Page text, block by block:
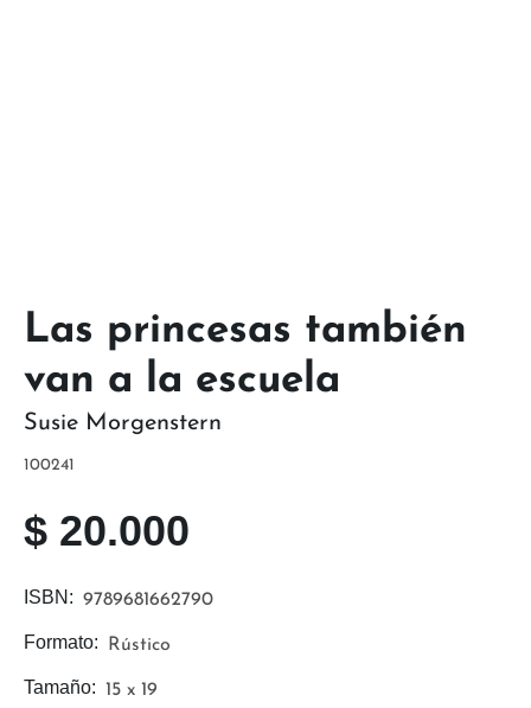
Tamaño: 15 x 19
Formato: Rústico
ISBN: 9789681662790
$ 20.000
100241
Susie Morgenstern
Las princesas también
van a la escuela